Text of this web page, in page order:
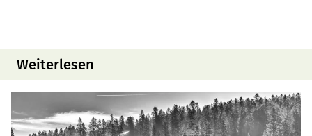
Weiterlesen